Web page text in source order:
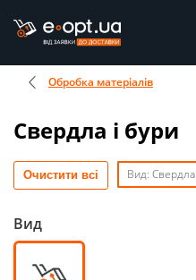
Обробка матеріалів
Свердла і бури
Очистити всі Вид: Свердла
Вид